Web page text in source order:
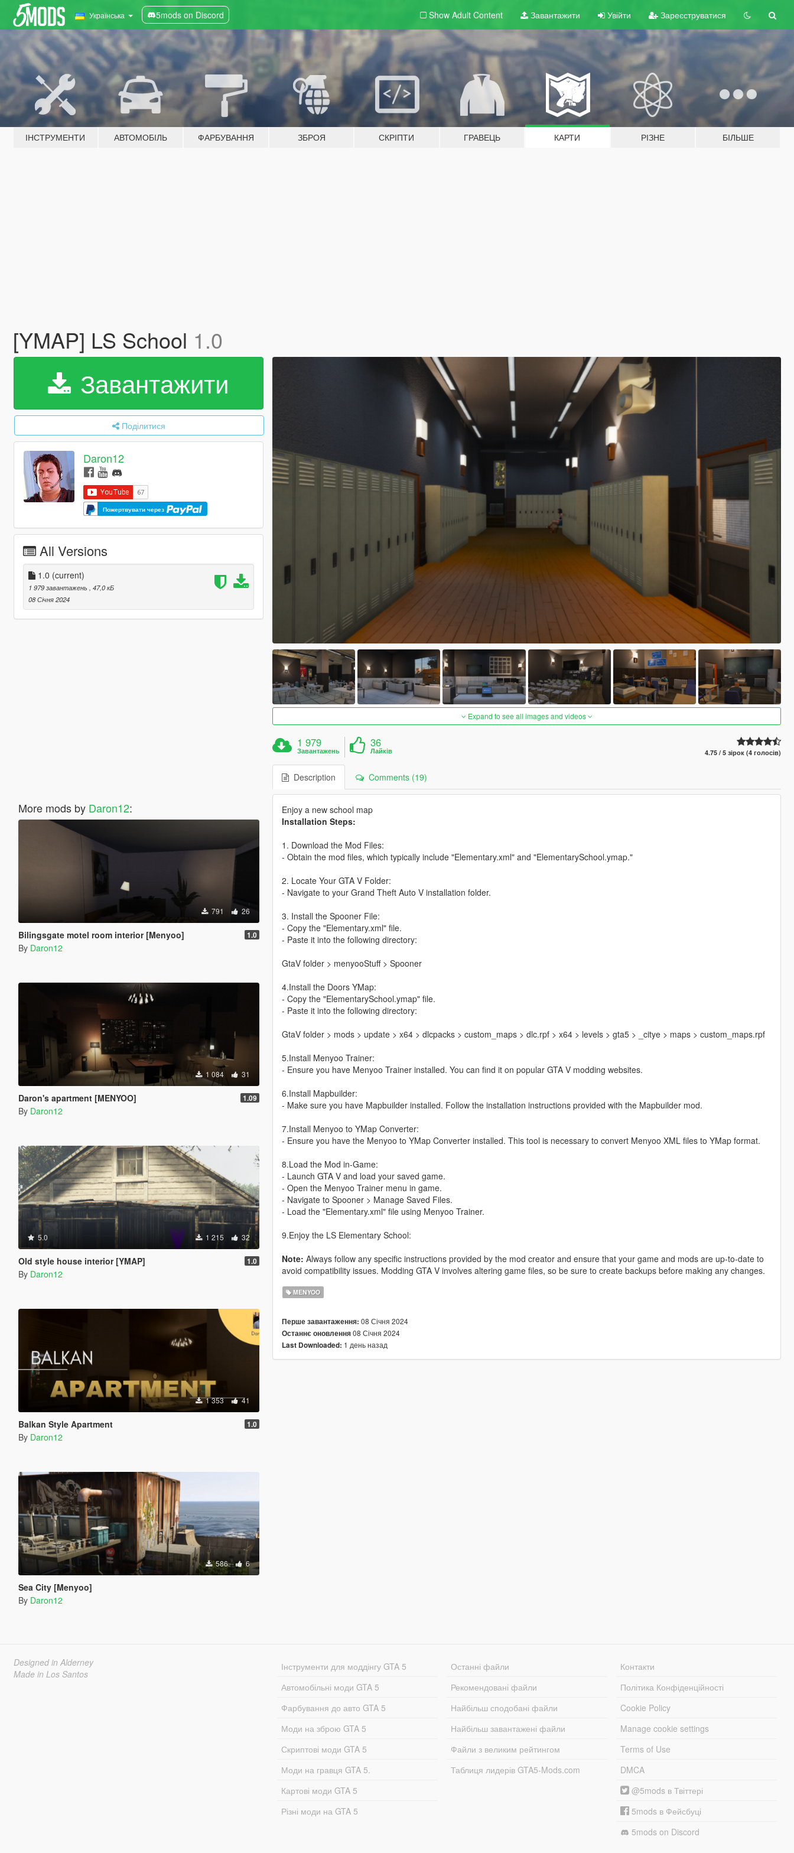
Українська 5mods on Discord Show Adult Content Завантажити Увійти Зареєструватися
ІНСТРУМЕНТИ АВТОМОБІЛЬ ФАРБУВАННЯ ЗБРОЯ СКРІПТИ ГРАВЕЦЬ КАРТИ РІЗНЕ БІЛЬШЕ
[YMAP] LS School 1.0
Завантажити
Поділитися
Daron12
Пожертвувати через
All Versions
1.0 (current)
1 979 завантажень
, 47,0 кБ
08 Січня 2024
More mods by Daron12:
791 26
Bilingsgate motel room interior [Menyoo] 1.0
By Daron12
1 084 31
Daron's apartment [MENYOO] 1.09
By Daron12
5.0 1 215 32
Old style house interior [YMAP] 1.0
By Daron12
1 353 41
Balkan Style Apartment 1.0
By Daron12
586 6
Sea City [Menyoo]
By Daron12
Expand to see all images and videos
1 979
Завантажень
36
Лайків 4.75 / 5 зірок (4 голосів)
Description Comments (19)
Enjoy a new school map
Installation Steps:
1. Download the Mod Files:
- Obtain the mod files, which typically include "Elementary.xml" and "ElementarySchool.ymap."
2. Locate Your GTA V Folder:
- Navigate to your Grand Theft Auto V installation folder.
3. Install the Spooner File:
- Copy the "Elementary.xml" file.
- Paste it into the following directory:
GtaV folder > menyooStuff > Spooner
4.Install the Doors YMap:
- Copy the "ElementarySchool.ymap" file.
- Paste it into the following directory:
GtaV folder > mods > update > x64 > dlcpacks > custom_maps > dlc.rpf > x64 > levels > gta5 > _citye > maps > custom_maps.rpf
5.Install Menyoo Trainer:
- Ensure you have Menyoo Trainer installed. You can find it on popular GTA V modding websites.
6.Install Mapbuilder:
- Make sure you have Mapbuilder installed. Follow the installation instructions provided with the Mapbuilder mod.
7.Install Menyoo to YMap Converter:
- Ensure you have the Menyoo to YMap Converter installed. This tool is necessary to convert Menyoo XML files to YMap format.
8.Load the Mod in-Game:
- Launch GTA V and load your saved game.
- Open the Menyoo Trainer menu in game.
- Navigate to Spooner > Manage Saved Files.
- Load the "Elementary.xml" file using Menyoo Trainer.
9.Enjoy the LS Elementary School:
Note: Always follow any specific instructions provided by the mod creator and ensure that your game and mods are up-to-date to
avoid compatibility issues. Modding GTA V involves altering game files, so be sure to create backups before making any changes.
MENYOO
Перше завантаження: 08 Січня 2024
Останнє оновлення08 Січня 2024
Last Downloaded: 1 день назад
Designed in Alderney
Made in Los Santos
Інструменти для моддінгу GTA 5
Автомобільні моди GTA 5
Фарбування до авто GTA 5
Моди на зброю GTA 5
Скриптові моди GTA 5
Моди на гравця GTA 5.
Картові моди GTA 5
Різні моди на GTA 5
Останні файли
Рекомендовані файли
Найбільш сподобані файли
Найбільш завантажені файли
Файли з великим рейтингом
Таблиця лидерів GTA5-Mods.com
Контакти
Політика Конфіденційності
Cookie Policy
Manage cookie settings
Terms of Use
DMCA
@5mods в Твіттері
5mods в Фейсбуці
5mods on Discord